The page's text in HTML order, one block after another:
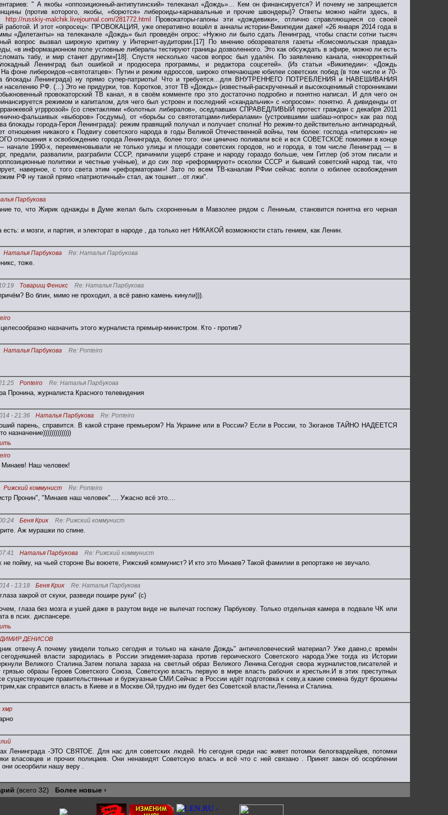
" А якобы «оппозиционный-антипутинский» телеканал «Дождь»… Кем он финансируется? И почему не запрещается
(против которого, якобы, «борются» либероиды-карнавальные и прочие швондеры)? Ответы можно найти здесь, в
http://russkiy-malchik.livejournal.com/281772.html
Провокаторы-гапоны эти «дождевики», отлично справляющиеся со своей
работой. И этот «опросец»: ПРОВОКАЦИЯ, уже оперативно вошёл в анналы истории-Википедии даже! «26 января 2014 года в
«Дилетанты» на телеканале «Дождь» был проведён опрос: «Нужно ли было сдать Ленинград, чтобы спасти сотни тысяч
вопрос вызвал широкую критику у Интернет-аудитории.[17] По мнению обозревателя газеты «Комсомольская правда»
«в информационном поле условные либералы тестируют границы дозволенного. Это как обсуждать в эфире, можно ли есть
табу, и мир станет другим»[18]. Спустя несколько часов вопрос был удалён. По заявлению канала, «некорректный
Ленинград был ошибкой и продюсера программы, и редактора соцсетей». (Из статьи «Википедии»: «Дождь
На фоне либероидов-»святотатцев»: Путин и режим едроссов, широко отмечающие юбилеи советских побед (в том числе и 70-
блокады Ленинграда) ну прямо супер-патриоты! Что и требуется…для ВНУТРЕННЕГО ПОТРЕБЛЕНИЯ и НАВЕШИВАНИЯ
РФ. (...) Это не придурки, тов. Коротков, этот ТВ «Дождь» (известный-раскрученный и высокоценимый сторонниками
провокаторский ТВ канал, я в своём комменте про это достаточно подробно и понятно написал. И для чего он
режимом и капиталом, для чего был устроен и последний «скандальчик» с «опросом»: понятно. А дивиденды от
угрррозой» (со спектаклями «болотных либералов», оседлавших СПРАВЕДЛИВЫЙ протест граждан с декабря 2011
фальшивых «выборов» Госдумы), от «борьбы со святотатцами-либералами» (устроившими шабаш-»опрос» как раз под
блокады города-Героя Ленинграда): режим правящий получал и получает сполна! Но режим-то действительно антинародный,
отношения никакого к Подвигу советского народа в годы Великой Отечественной войны, тем более: господа «питерские» не
отношения к освобождению города Ленинграда, более того: они цинично поливали всё и вся СОВЕТСКОЕ помоями в конце
начале 1990-х, переименовывали не только улицы и площади советских городов, но и города, в том числе Ленинград — в
предали, развалили, разграбили СССР, причинили ущерб стране и народу гораздо больше, чем Гитлер (об этом писали и
политики и честные учёные), и до сих пор «реформируют» осколки СССР и бывший советский народ так, что
наверное, с того света этим «реформаторам»! Зато по всем ТВ-каналам РФии сейчас вопли о юбилее освобождения
РФ ну такой прямо «патриотичный» стал, аж тошнит…от лжи".
Парбукова
то, что Жирик однажды в Думе желал быть схороненным в Мавзолее рядом с Лениным, становится понятна его черная
и мозги, и партия, и электорат в народе , да только нет НИКАКОЙ возможности стать гением, как Ленин.
Наталья Парбукова Re: Наталья Парбукова
тоже.
Товарищ Феникс Re: Наталья Парбукова
Во блин, мимо не проходил, а всё равно камень кинули))).
назначить этого журналиста премьер-министром. Кто - против?
Наталья Парбукова Re: Ponteiro
Ponteiro Re: Наталья Парбукова
Пронина, журналиста Красного телевидения
- 21:36
Наталья Парбукова Re: Ponteiro
парень, справится. В какой стране премьером? На Украине или в России? Если в России, то Зюганов ТАЙНО НАДЕЕТСЯ
назначение))))))))))))))
Минаев! Наш человек!
Рижский коммунист Re: Ponteiro
Пронин", "Минаев наш человек".... Ужасно всё это....
Беня Крик Re: Рижский коммунист
Аж мурашки по спине.
Наталья Парбукова Re: Рижский коммунист
не пойму, на чьей стороне Вы воюете, Рижский коммунист? И кто это Минаев? Такой фамилии в репортаже не звучало.
- 13:18
Беня Крик Re: Наталья Парбукова
закрой от скуки, разведи пошире руки" (с)
глаза без мозга и ушей даже в разутом виде не вылечат госпожу Парбукову. Только отдельная камера в подвале ЧК или
в псих. диспансере.
ДЕНИСОВ
отвечу.А почему увидели только сегодня и только на канале Дождь" античеловеческий материал? Уже давно,с времён
власти зародилась в России эпидемия-зараза против героического Советского народа.Уже тогда из Истории
Великого Сталина.Затем попала зараза на светлый образ Великого Ленина.Сегодня свора журналистов,писателей и
грязью образы Героев Советского Союза, Советскую власть первую в мире власть рабочих и крестьян.И в этих преступных
существующие правительствнные и буржуазные СМИ.Сейчас в России идёт подготовка к севу,а какие семена будут брошены
справится власть в Киеве и в Москве.Ой,трудно им будет без Советской власти,Ленина и Сталина.
хмр
Ленинграда -ЭТО СВЯТОЕ. Для нас для советских людей. Но сегодня среди нас живет потомки белогвардейцев, потомки
власовцев и прочих полицаев. Они ненавидят Советскую влась и всё что с ней связано . Принят закон об осорблении
осеорбили нашу веру .
(всего 32) Более новые ›